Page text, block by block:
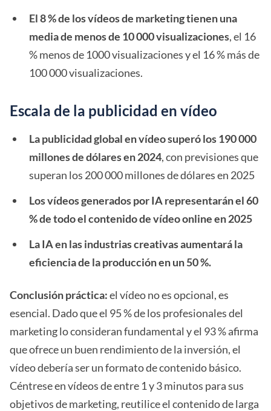
El 8 % de los vídeos de marketing tienen una
media de menos de 10 000 visualizaciones, el 16
% menos de 1000 visualizaciones y el 16 % más de
100 000 visualizaciones.
Escala de la publicidad en vídeo
La publicidad global en vídeo superó los 190 000
millones de dólares en 2024, con previsiones que
superan los 200 000 millones de dólares en 2025
Los vídeos generados por IA representarán el 60
% de todo el contenido de vídeo online en 2025
La IA en las industrias creativas aumentará la
eficiencia de la producción en un 50 %.
Conclusión práctica:el vídeo no es opcional, es
esencial. Dado que el 95 % de los profesionales del
marketing lo consideran fundamental y el 93 % afirma
que ofrece un buen rendimiento de la inversión, el
vídeo debería ser un formato de contenido básico.
Céntrese en vídeos de entre 1 y 3 minutos para sus
objetivos de marketing, reutilice el contenido de larga